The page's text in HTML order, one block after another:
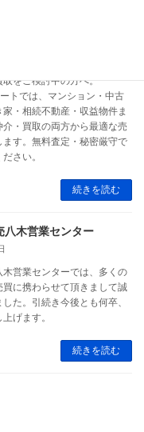
取をご検討中の方へ。
トでは、マンション・中古
・相続不動産・収益物件ま
・買取の両方から最適な売
す。無料査定・秘密厳守で
さい。
続きを読む
八木営業センター
営業センターでは、多くの
買に携わらせて頂きまして誠
た。引続き今後とも何卒、
げます。
続きを読む